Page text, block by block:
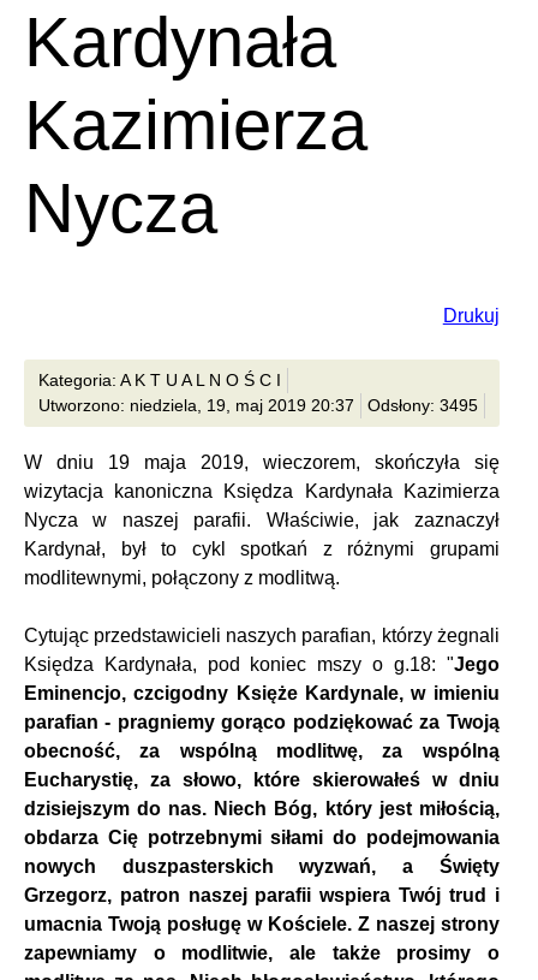
Kardynała
Kazimierza
Nycza
Drukuj
Kategoria: A K T U A L N O Ś C I
Utworzono: niedziela, 19, maj 2019 20:37
Odsłony: 3495
W dniu 19 maja 2019, wieczorem, skończyła się
wizytacja kanoniczna Księdza Kardynała Kazimierza
Nycza w naszej parafii. Właściwie, jak zaznaczył
Kardynał, był to cykl spotkań z różnymi grupami
modlitewnymi, połączony z modlitwą.
Cytując przedstawicieli naszych parafian, którzy żegnali
Księdza Kardynała, pod koniec mszy o g.18: "Jego
Eminencjo, czcigodny Księże Kardynale, w imieniu
parafian - pragniemy gorąco podziękować za Twoją
obecność, za wspólną modlitwę, za wspólną
Eucharystię, za słowo, które skierowałeś w dniu
dzisiejszym do nas. Niech Bóg, który jest miłością,
obdarza Cię potrzebnymi siłami do podejmowania
nowych duszpasterskich wyzwań, a Święty
Grzegorz, patron naszej parafii wspiera Twój trud i
umacnia Twoją posługę w Kościele. Z naszej strony
zapewniamy o modlitwie, ale także prosimy o